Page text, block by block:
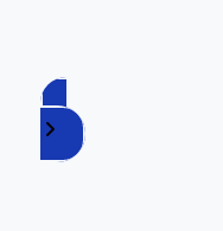
Conoce Los Singles